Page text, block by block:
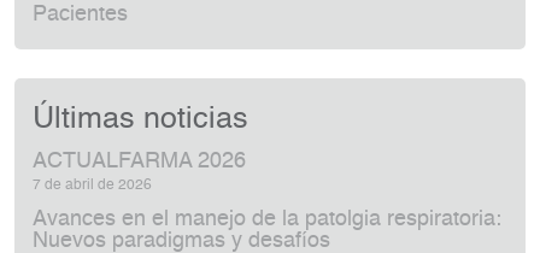
Pacientes
Últimas noticias
ACTUALFARMA 2026
7 de abril de 2026
Avances en el manejo de la patolgia respiratoria:
Nuevos paradigmas y desafíos